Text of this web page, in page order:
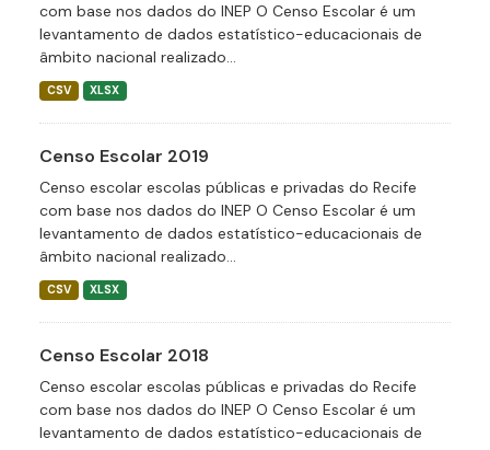
com base nos dados do INEP O Censo Escolar é um
levantamento de dados estatístico-educacionais de
âmbito nacional realizado...
CSV XLSX
Censo Escolar 2019
Censo escolar escolas públicas e privadas do Recife
com base nos dados do INEP O Censo Escolar é um
levantamento de dados estatístico-educacionais de
âmbito nacional realizado...
CSV XLSX
Censo Escolar 2018
Censo escolar escolas públicas e privadas do Recife
com base nos dados do INEP O Censo Escolar é um
levantamento de dados estatístico-educacionais de